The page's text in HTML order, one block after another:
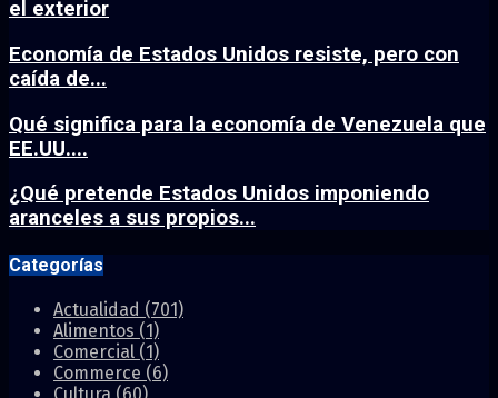
el exterior
Economía de Estados Unidos resiste, pero con
caída de...
Qué significa para la economía de Venezuela que
EE.UU....
¿Qué pretende Estados Unidos imponiendo
aranceles a sus propios...
Categorías
Actualidad (701)
Alimentos (1)
Comercial (1)
Commerce (6)